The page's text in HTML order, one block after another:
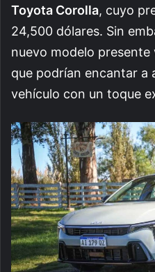
Toyota Corolla, cuyo
24,500 dólares. Sin
nuevo modelo presente
que podrían encantar a
vehículo con un toque